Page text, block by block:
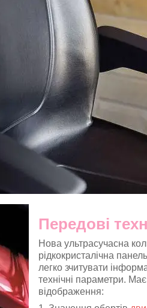
Передові
Нова ультрасучасна
рідкокристалічна
легко зчитувати
технічні параметри.
відображення: